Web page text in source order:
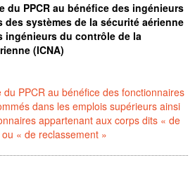
du PPCR au bénéfice des ingénieurs
des systèmes de la sécurité aérienne
ingénieurs du contrôle de la
(ICNA)
PPCR au bénéfice des fonctionnaires
dans les emplois supérieurs ainsi
appartenant aux corps dits « de
« de reclassement »